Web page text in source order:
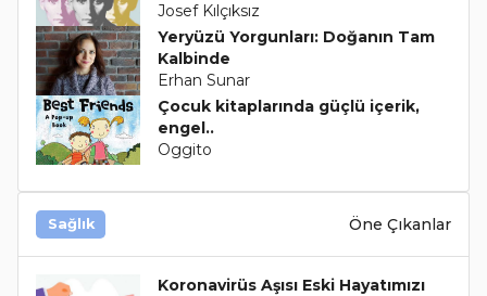
Josef Kılçıksız
Yeryüzü Yorgunları: Doğanın Tam
Kalbinde
Erhan Sunar
Çocuk kitaplarında güçlü içerik,
engel..
Oggito
Sağlık Öne Çıkanlar
Koronavirüs Aşısı Eski Hayatımızı